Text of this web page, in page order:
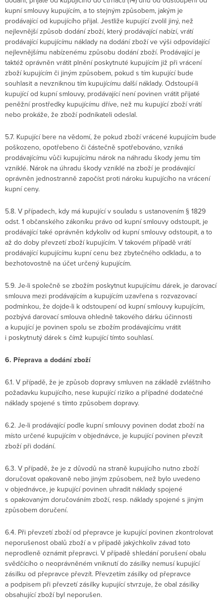
kupní smlouvy kupujícím, a to stejným způsobem, jakým je
prodávající od kupujícího přijal. Jestliže kupující zvolil jiný, než
nejlevnější způsob dodání zboží, který prodávající nabízí, vrátí
prodávající kupujícímu náklady na dodání zboží ve výši odpovídající
nejlevnějšímu nabízenému způsobu dodání zboží. Prodávající je
taktéž oprávněn vrátit plnění poskytnuté kupujícím již při vrácení
zboží kupujícím či jiným způsobem, pokud s tím kupující bude
souhlasit a nevzniknou tím kupujícímu další náklady. Odstoupí-li
kupující od kupní smlouvy, prodávající není povinen vrátit přijaté
peněžní prostředky kupujícímu dříve, než mu kupující zboží vrátí
nebo prokáže, že zboží podnikateli odeslal.
5.7. Kupující bere na vědomí, že pokud zboží vrácené kupujícím bude
poškozeno, opotřebeno či částečně spotřebováno, vzniká
prodávajícímu vůči kupujícímu nárok na náhradu škody jemu tím
vzniklé. Nárok na úhradu škody vzniklé na zboží je prodávající
oprávněn jednostranně započíst proti nároku kupujícího na vrácení
kupní ceny.
5.8. V případech, kdy má kupující v souladu s ustanovením § 1829
odst. 1 občanského zákoníku právo od kupní smlouvy odstoupit, je
prodávající také oprávněn kdykoliv od kupní smlouvy odstoupit, a to
až do doby převzetí zboží kupujícím. V takovém případě vrátí
prodávající kupujícímu kupní cenu bez zbytečného odkladu, a to
bezhotovostně na účet určený kupujícím.
5.9. Je-li společně se zbožím poskytnut kupujícímu dárek, je darovací
smlouva mezi prodávajícím a kupujícím uzavřena s rozvazovací
podmínkou, že dojde-li k odstoupení od kupní smlouvy kupujícím,
pozbývá darovací smlouva ohledně takového dárku účinnosti
a kupující je povinen spolu se zbožím prodávajícímu vrátit
i poskytnutý dárek s čímž kupující tímto souhlasí.
6. Přeprava a dodání zboží
6.1. V případě, že je způsob dopravy smluven na základě zvláštního
požadavku kupujícího, nese kupující riziko a případné dodatečné
náklady spojené s tímto způsobem dopravy.
6.2. Je-li prodávající podle kupní smlouvy povinen dodat zboží na
místo určené kupujícím v objednávce, je kupující povinen převzít
zboží při dodání.
6.3. V případě, že je z důvodů na straně kupujícího nutno zboží
doručovat opakovaně nebo jiným způsobem, než bylo uvedeno
v objednávce, je kupující povinen uhradit náklady spojené
s opakovaným doručováním zboží, resp. náklady spojené s jiným
způsobem doručení.
6.4. Při převzetí zboží od přepravce je kupující povinen zkontrolovat
neporušenost obalů zboží a v případě jakýchkoliv závad toto
neprodleně oznámit přepravci. V případě shledání porušení obalu
svědčícího o neoprávněném vniknutí do zásilky nemusí kupující
zásilku od přepravce převzít. Převzetím zásilky od přepravce
a podpisem při převzetí zásilky kupující stvrzuje, že obal zásilky
obsahující zboží byl neporušen.